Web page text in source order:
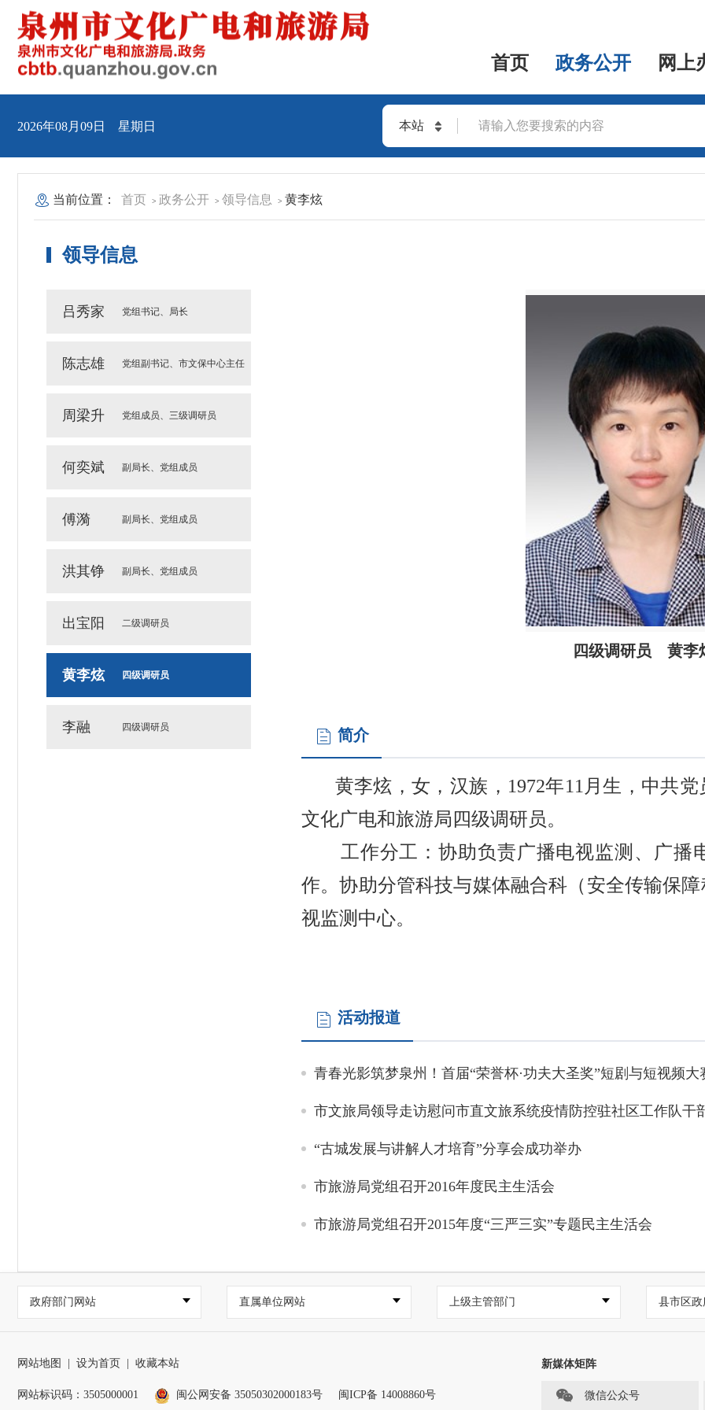
首页 政务公开 网上
2026年08月09日 星期日 本站
当前位置： 首页 > 政务公开 > 领导信息 > 黄李炫
领导信息
吕秀家 党组书记、局长
陈志雄 党组副书记、市文保中心主任
周梁升 党组成员、三级调研员
何奕斌 副局长、党组成员
傅漪 副局长、党组成员
洪其铮 副局长、党组成员
出宝阳 二级调研员
黄李炫 四级调研员
李融 四级调研员
四级调研员 黄李
简介
黄李炫，女，汉族，1972年11月生，中共
文化广电和旅游局四级调研员。
工作分工：协助负责广播电视监测、广播
作。协助分管科技与媒体融合科（安全传输保
视监测中心。
活动报道
青春光影筑梦泉州！首届“荣誉杯·功夫大圣奖”短剧与短视频
市文旅局领导走访慰问市直文旅系统疫情防控驻社区工作队干
“古城发展与讲解人才培育”分享会成功举办
市旅游局党组召开2016年度民主生活会
市旅游局党组召开2015年度“三严三实”专题民主生活会
政府部门网站 直属单位网站 上级主管部门 县市区
网站地图 设为首页 收藏本站
网站标识码：3505000001 闽公网安备 35050302000183号 闽ICP备 14008860号
新媒体矩阵
微信公众号